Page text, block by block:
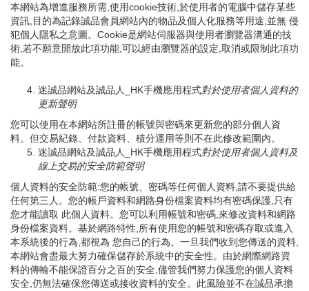
本網站為增進服務所需,使用cookie技術,於使用者的電腦中儲存某些
資訊,目的為記錄誠品會員網站內的物品及個人化服務等用途,並無 侵
犯個人隱私之意圖。Cookie是網站伺服器與使用者瀏覽器溝通的技
術,若不願意開放此項功能,可以經由瀏覽器的設定,取消或限制此項功
能。
迷誠品網站及誠品人_HK手機應用程式對於使用者個人資料的
更新聲明
您可以使用在本網站所註冊的帳號與密碼來更新您的部分個人資
料。但交易紀錄、付款資料、積分運用等則不在此修改範圍內。
迷誠品網站及誠品人_HK手機應用程式對於使用者個人資料及
線上交易的安全防範聲明
個人資料的安全防範:您的帳號、密碼等任何個人資料,請不要提供給
任何第三人。您的帳戶資料和網路身份檔案資料均有密碼保護,只有
您才能讀取 此個人資料。您可以利用帳號和密碼,來修改資料和網路
身份檔案資料。基於網路特性,所有使用您的帳號和密碼存取或進入
本系統後的行為,都視為 您自己的行為。一旦我們收到您傳送的資料,
本網站會盡最大努力確保儲存於系統中的安全性。由於網際網路資
料的傳輸不能保證百分之百的安全,儘管我們努力保護您的個人資料
安全,仍無法確保您傳送或接收資料的安全。此風險並不在誠品承擔